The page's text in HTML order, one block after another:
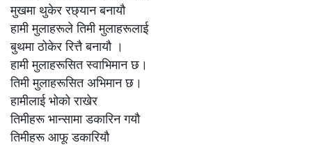
मुखमा थुकेर रछ्यान बनायौ
हामी मुलाहरूले तिमी मुलाहरूलाई
बुथमा ठोकेर रित्तै बनायौ ।
हामी मुलाहरूसित स्वाभिमान छ।
तिमी मुलाहरूसित अभिमान छ।
हामीलाई भोको राखेर
तिमीहरू भान्सामा डकारिन गयौ
तिमीहरू आफू डकारियौ